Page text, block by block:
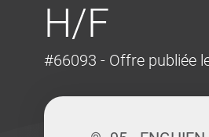
H/F
#66093 - Offre publiée